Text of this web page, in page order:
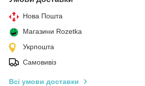
Нова Пошта
Магазини Rozetka
Укрпошта
Самовивіз
Всі умови доставки